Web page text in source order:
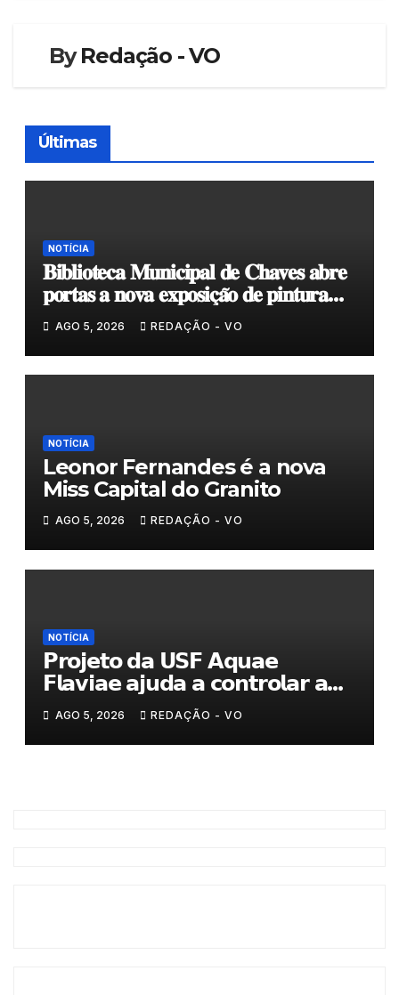
ByRedação - VO
Últimas
NOTÍCIA
𝐁𝐢𝐛𝐥𝐢𝐨𝐭𝐞𝐜𝐚 𝐌𝐮𝐧𝐢𝐜𝐢𝐩𝐚𝐥 𝐝𝐞 𝐂𝐡𝐚𝐯𝐞𝐬 𝐚𝐛𝐫𝐞
𝐩𝐨𝐫𝐭𝐚𝐬 𝐚 𝐧𝐨𝐯𝐚 𝐞𝐱𝐩𝐨𝐬𝐢𝐜̧𝐚̃𝐨 𝐝𝐞 𝐩𝐢𝐧𝐭𝐮𝐫𝐚
𝐝𝐮𝐫𝐚𝐧𝐭𝐞 𝐨 𝐦𝐞̂𝐬 𝐝𝐞 𝐚𝐠𝐨𝐬𝐭𝐨
AGO 5, 2026 REDAÇÃO - VO
NOTÍCIA
Leonor Fernandes é a nova
Miss Capital do Granito
AGO 5, 2026 REDAÇÃO - VO
NOTÍCIA
𝗣𝗿𝗼𝗷𝗲𝘁𝗼 𝗱𝗮 𝗨𝗦𝗙 𝗔𝗾𝘂𝗮𝗲
𝗙𝗹𝗮𝘃𝗶𝗮𝗲 𝗮𝗷𝘂𝗱𝗮 𝗮 𝗰𝗼𝗻𝘁𝗿𝗼𝗹𝗮𝗿 𝗮
𝗮𝗻𝘀𝗶𝗲𝗱𝗮𝗱𝗲
AGO 5, 2026 REDAÇÃO - VO